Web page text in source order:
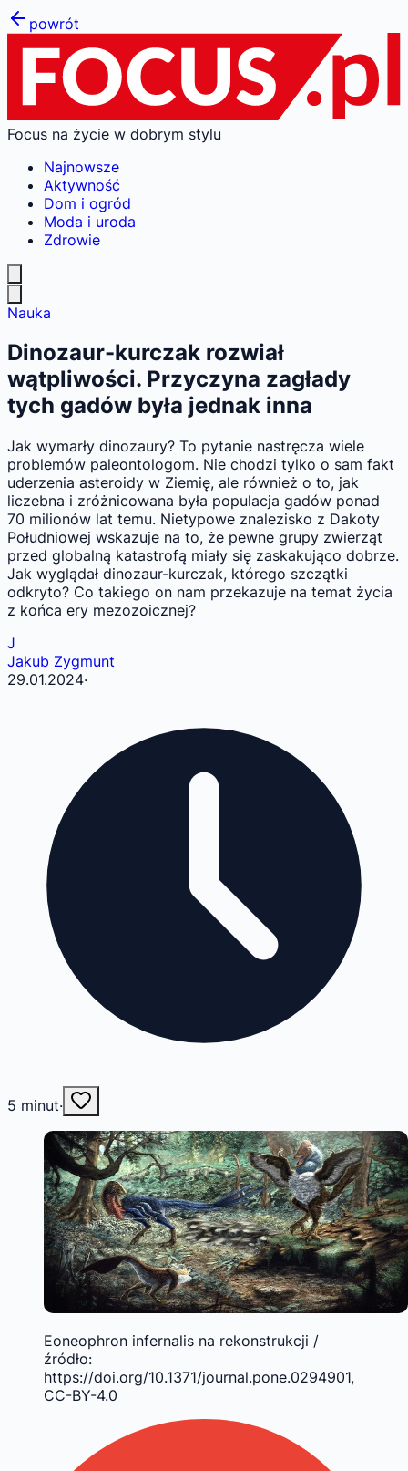
powrót
Focus na życie w dobrym stylu
Najnowsze
Aktywność
Dom i ogród
Moda i uroda
Zdrowie
Nauka
Dinozaur-kurczak rozwiał
wątpliwości. Przyczyna zagłady
tych gadów była jednak inna
Jak wymarły dinozaury? To pytanie nastręcza wiele
problemów paleontologom. Nie chodzi tylko o sam fakt
uderzenia asteroidy w Ziemię, ale również o to, jak
liczebna i zróżnicowana była populacja gadów ponad
70 milionów lat temu. Nietypowe znalezisko z Dakoty
Południowej wskazuje na to, że pewne grupy zwierząt
przed globalną katastrofą miały się zaskakująco dobrze.
Jak wyglądał dinozaur-kurczak, którego szczątki
odkryto? Co takiego on nam przekazuje na temat życia
z końca ery mezozoicznej?
J
Jakub Zygmunt
29.01.2024·
5 minut·
Eoneophron infernalis na rekonstrukcji /
źródło:
https://doi.org/10.1371/journal.pone.0294901,
CC-BY-4.0